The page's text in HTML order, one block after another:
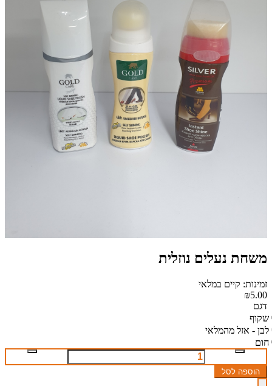
משחת נעלים נוזלית
זמינות: קיים במלאי
₪5.00
דגם
שקוף
לבן - אזל מהמלאי
חום
הוספה לסל